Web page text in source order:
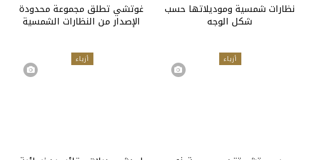
نظارات شمسية وموديلاتها حسب
شكل الوجه
غوتشي تطلق مجموعة محدودة
الإصدار من النظارات الشمسية
أزياء أزياء